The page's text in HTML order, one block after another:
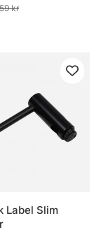
kr
Label Slim